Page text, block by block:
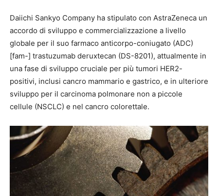
Daiichi Sankyo Company ha stipulato con AstraZeneca un
accordo di sviluppo e commercializzazione a livello
globale per il suo farmaco anticorpo-coniugato (ADC)
[fam-] trastuzumab deruxtecan (DS-8201), attualmente in
una fase di sviluppo cruciale per più tumori HER2-
positivi, inclusi cancro mammario e gastrico, e in ulteriore
sviluppo per il carcinoma polmonare non a piccole
cellule (NSCLC) e nel cancro colorettale.